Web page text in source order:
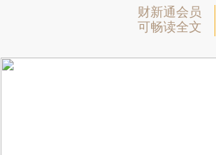
财新通会员
可畅读全文